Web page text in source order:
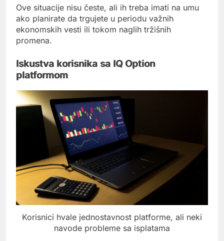
Ove situacije nisu česte, ali ih treba imati na umu
ako planirate da trgujete u periodu važnih
ekonomskih vesti ili tokom naglih tržišnih
promena.
Iskustva korisnika sa IQ Option
platformom
Korisnici hvale jednostavnost platforme, ali neki
navode probleme sa isplatama